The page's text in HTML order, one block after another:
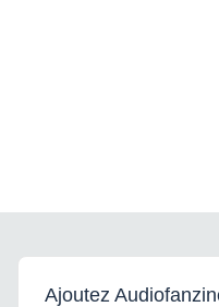
Ajoutez